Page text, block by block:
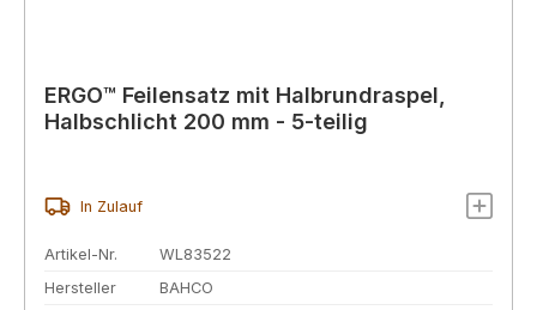
ERGO™ Feilensatz mit Halbrundraspel,
Halbschlicht 200 mm - 5-teilig
In Zulauf
Artikel-Nr.
WL83522
Hersteller
BAHCO